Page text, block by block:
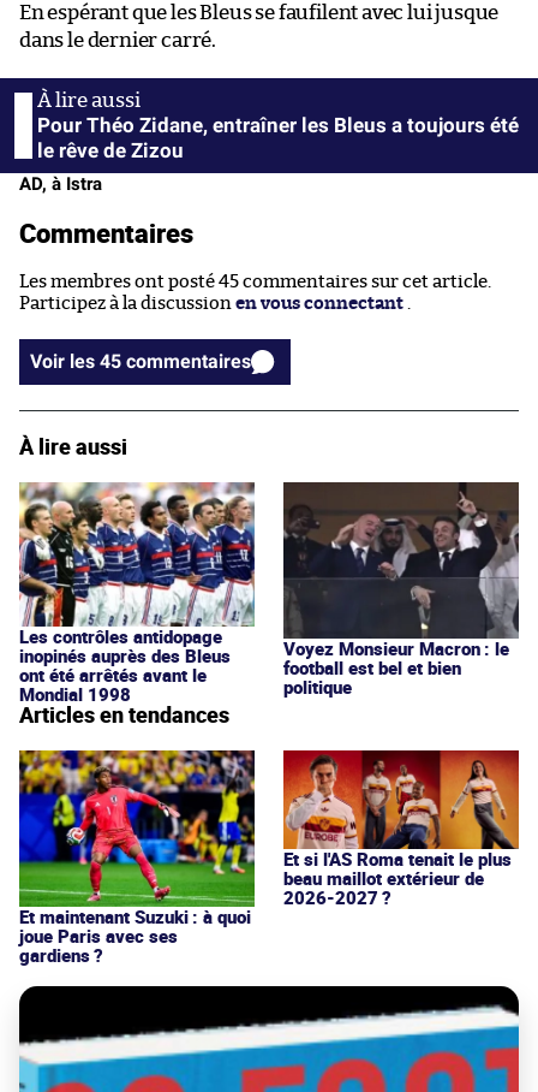
En espérant que les Bleus se faufilent avec lui jusque
dans le dernier carré.
Pour Théo Zidane, entraîner les Bleus a toujours été
le rêve de Zizou
AD, à Istra
Commentaires
Les membres ont posté 45 commentaires sur cet article.
Participez à la discussion en vous connectant
Voir les 45 commentaires
À lire aussi
Les contrôles antidopage
inopinés auprès des Bleus
ont été arrêtés avant le
Mondial 1998
Voyez Monsieur Macron : le
football est bel et bien
politique
Articles en tendances
Et maintenant Suzuki : à quoi
joue Paris avec ses
gardiens ?
Et si l'AS Roma tenait le plus
beau maillot extérieur de
2026-2027 ?